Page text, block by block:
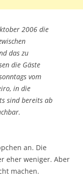
2006 die
das zu
die Gäste
vom
in die
sind bereits ab
an. Die
eher weniger. Aber
machen.